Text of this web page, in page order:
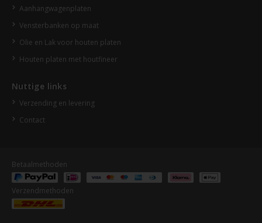
Aanhangwagenplaten
Vensterbanken op maat
Olie en Lak voor houten platen
Houten platen met houtfineer
Nuttige links
Verzending en levering
Contact
Betaalmethoden
Verzendmethoden